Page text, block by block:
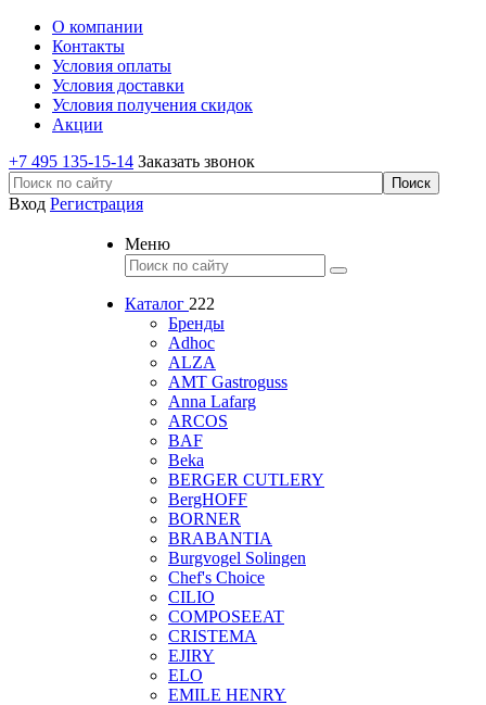
О компании
Контакты
Условия оплаты
Условия доставки
Условия получения скидок
Акции
+7 495 135-15-14 Заказать звонок
Вход Регистрация
Меню
Каталог 222
Бренды
Adhoc
ALZA
AMT Gastroguss
Anna Lafarg
ARCOS
BAF
Beka
BERGER CUTLERY
BergHOFF
BORNER
BRABANTIA
Burgvogel Solingen
Chef's Choice
CILIO
COMPOSEEAT
CRISTEMA
EJIRY
ELO
EMILE HENRY